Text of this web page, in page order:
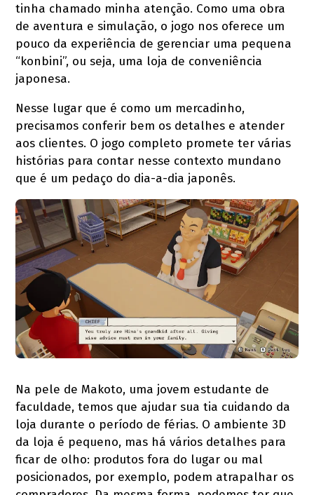
tinha chamado minha atenção. Como uma obra
de aventura e simulação, o jogo nos oferece um
pouco da experiência de gerenciar uma pequena
“konbini”, ou seja, uma loja de conveniência
japonesa.
Nesse lugar que é como um mercadinho,
precisamos conferir bem os detalhes e atender
aos clientes. O jogo completo promete ter várias
histórias para contar nesse contexto mundano
que é um pedaço do dia-a-dia japonês.
Na pele de Makoto, uma jovem estudante de
faculdade, temos que ajudar sua tia cuidando da
loja durante o período de férias. O ambiente 3D
da loja é pequeno, mas há vários detalhes para
ficar de olho: produtos fora do lugar ou mal
posicionados, por exemplo, podem atrapalhar os